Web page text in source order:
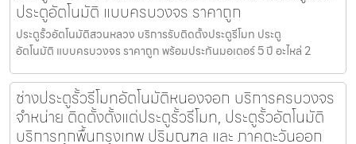
ประตูอัตโนมัติ แบบครบวงจร ราคาถูก
ประตูรั้วอัตโนมัติสวนหลวง บริการรับติดตั้งประตูรีโมท ประตู
อัตโนมัติ แบบครบวงจร ราคาถูก พร้อมประกันมอเตอร์ 5 ปี อะไหล่ 2
ช่างประตูรั้วรีโมทอัตโนมัติหนองจอก บริการครบวงจร
จำหน่าย ติดตั้งตั้งแต่ประตูรั้วรีโมท, ประตูรั้วอัตโนมัติ
บริการทุกพื้นกรุงเทพ ปริมณฑล และ ภาคตะวันออก